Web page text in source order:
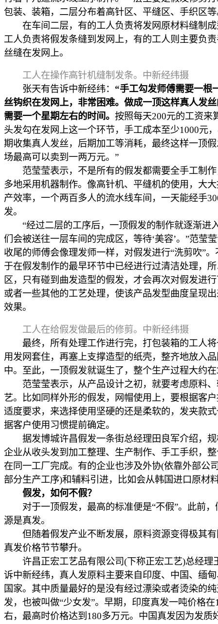
包装、装箱，二层分布着高针区、平缝区、手织区
在车间二层，有的工人负责将发网原材料缝制成
工人负责将假发条缝到发网上，有的工人则主要负
丝缝在发网上。
工人在操作高针机缝制发条。中新经纬摄
张天有告诉中新经纬： “手工勾发师傅需要一根
丝钩织在发网上，非常困难。做成一顶这样真人发
需要一个星期左右的时间。 按照每天200元的工资来
头发勾在发网上这一个环节，手工成本至少1000元
期收集真人发丝，后期加工等消耗，最终这样一顶
场最高可以卖到一两万元。”
范莹莹表示，不是所有的假发都需要全手工制作
多地采用机器制作。像高针机、平缝机的使用，大
产效率，一个两百多人的流水线车间，一天能经手
发。
“经过二层的工序后，一顶假发的制作就逐渐进
们会被送往一层车间的完成区，等待‘美容’。”范莹
收尾的师傅会像理发师一样，对假发进行“洗剪吹”。
于在假发制作的最早环节中已经进行过清洁处理，
区，只有碰到曲发造型的假发，才会再次对假发进
或者一些其他的工艺处理，使该产品发型曲度呈现
效果。
工人在给假发做最后的修剪。中新经纬摄
最终，所有处理工作进行完，打包装箱的工人将
用发网套住，再塞上支撑造型的纸壳，整齐地放入
中。至此，一顶假发就诞生了，整个生产过程大约
范莹莹表示，从产品设计之初，就要考虑原料、
艺。比如同样外形的假发，网帽使用上，要根据客
适度要求，来选择使用坚硬的还是柔软的，发夹款
据客户使用习惯提前确定。
据发博城许昌假发一条街总经理田良军介绍，规
企业从收头发到加工整理、生产制作、手工手织，
在同一工厂完成。有的企业也涉及外协(依靠外部公
部分生产工序)和辅料引进，比如会从韩国进口原材
假发，如何不假？
对于一顶假发，最高的标准便是“不假”。此前，
源是真发。
但随着假发产业不断发展，原料资源变得极其有
真发价格节节攀升。
许昌正宏工艺品有限公司(下称正宏工艺)总经理
诉中新经纬，真人发原料主要来自印度、中国、缅
国家。其中质量最好的是没有经过漂染或者烫染的
发，也被叫做“少女发”。早期，印度真发一吨价格在
右，最高时价格达到180多万元。中国真发因为发质